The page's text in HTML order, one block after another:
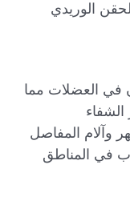
الوريدي
في العضلات مما
وآلام المفاصل
في المناطق